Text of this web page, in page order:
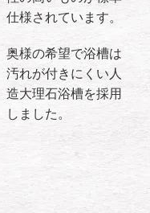
仕様されています。
奥様の希望で浴槽は
汚れが付きにくい人
造大理石浴槽を採用
しました。